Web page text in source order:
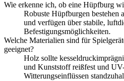
Wie erkenne ich, ob eine Hüpfburg
Robuste Hüpfburgen bestehen
und verfügen über stabile,
Befestigungsmöglichkeiten.
Welche Materialien sind für
geeignet?
Holz sollte
und Kunststoff reißfest und
Witterungseinflüssen